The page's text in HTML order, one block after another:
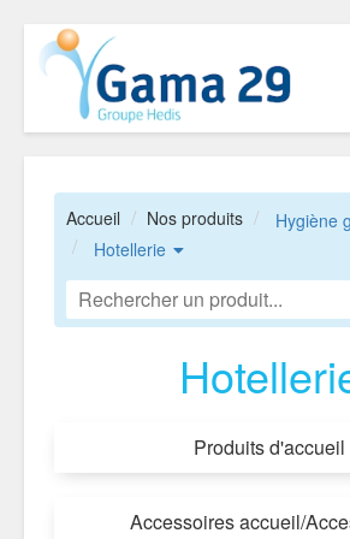
Accueil Nos produits
Hygiène
Hotellerie
Produits d'accueil
Accessoires accueil/